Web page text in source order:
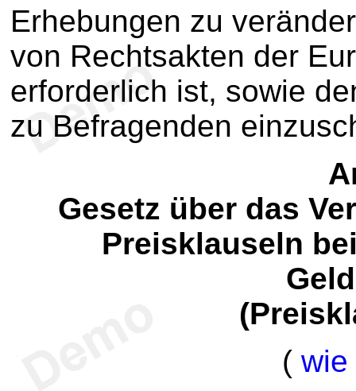
Erhebungen zu
von Rechtsakten der
erforderlich ist, sowie
zu Befragenden
Gesetz über das
Preisklauseln
( wie